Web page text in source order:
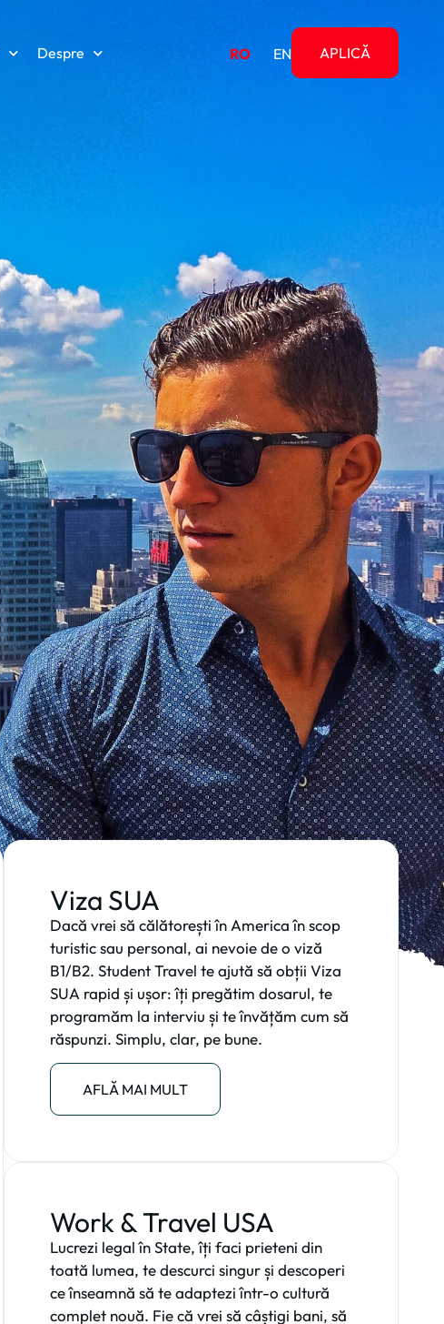
RO EN
Despre APLICĂ
Viza SUA
Dacă vrei să călătorești în America în scop
turistic sau personal, ai nevoie de o viză
B1/B2. Student Travel te ajută să obții Viza
SUA rapid și ușor: îți pregătim dosarul, te
programăm la interviu și te învățăm cum să
răspunzi. Simplu, clar, pe bune.
AFLĂ MAI MULT
Work & Travel USA
Lucrezi legal în State, îți faci prieteni din
toată lumea, te descurci singur și descoperi
ce înseamnă să te adaptezi într-o cultură
complet nouă. Fie că vrei să câștigi bani, să